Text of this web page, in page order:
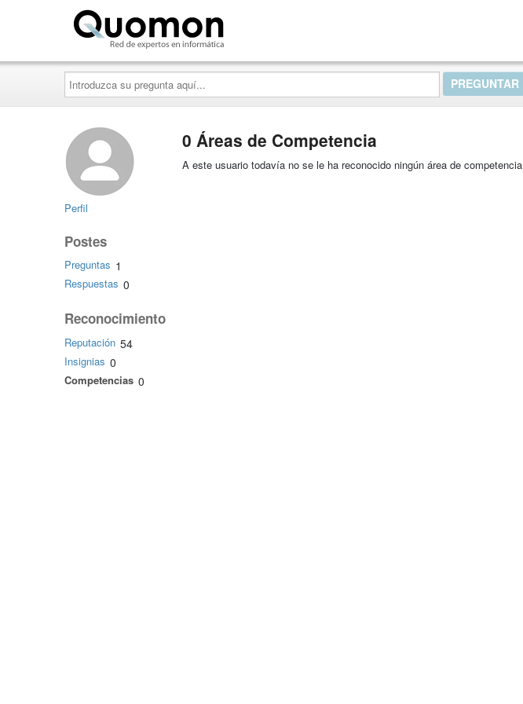
Introduzca
su
pregunta
aquí...
Perfil
Postes
Preguntas 1
Respuestas 0
Reconocimiento
Reputación 54
Insignias 0
Competencias 0
0 Áreas de Competencia
A este usuario todavía no se le ha reconocido ningún área de competencia